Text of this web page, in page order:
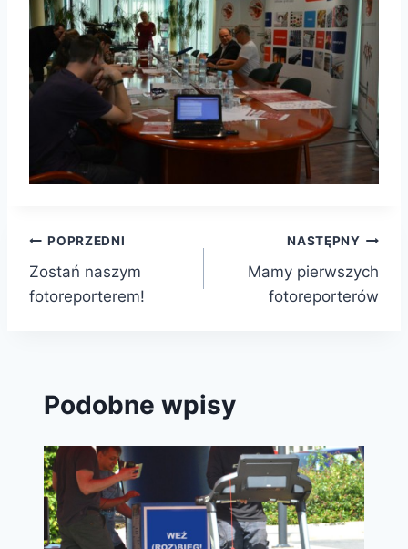
Nawigacja
wpisu
POPRZEDNI
Zostań naszym
fotoreporterem!
NASTĘPNY
Mamy pierwszych
fotoreporterów
Podobne wpisy